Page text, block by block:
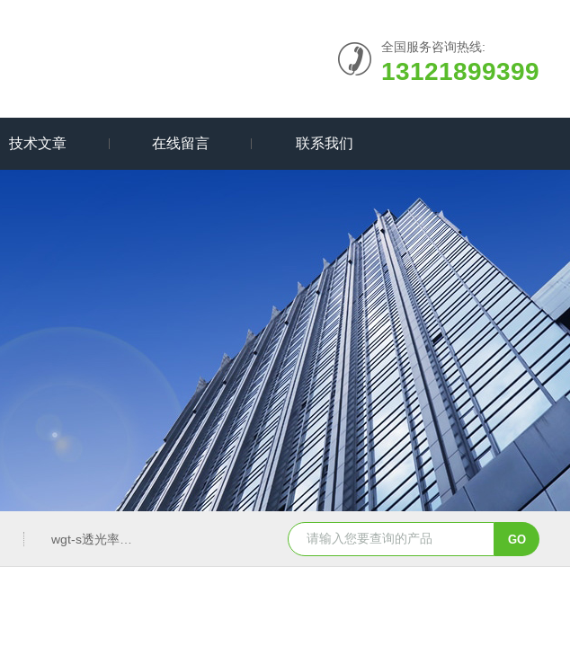
全国服务咨询热线:
13121899399
技术文章 在线留言 联系我们
wgt-s透光率雾度测定仪 WGT-S透光率雾度仪 T32775农药分散性测定仪